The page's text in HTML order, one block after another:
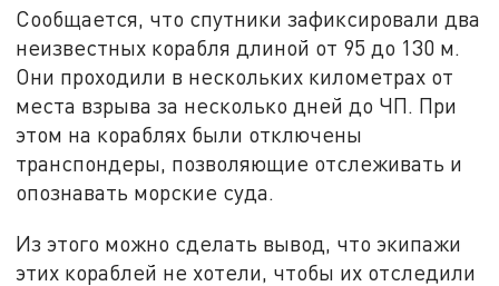
Сообщается, что спутники зафиксировали два
неизвестных корабля длиной от 95 до 130 м.
Они проходили в нескольких километрах от
места взрыва за несколько дней до ЧП. При
этом на кораблях были отключены
транспондеры, позволяющие отслеживать и
опознавать морские суда.
Из этого можно сделать вывод, что экипажи
этих кораблей не хотели, чтобы их отследили